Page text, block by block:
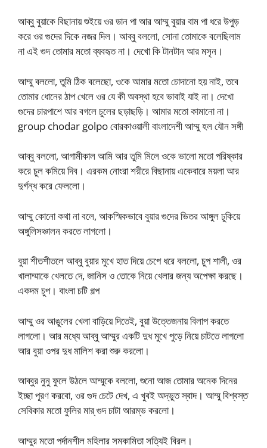
আব্বু বুয়াকে বিছানায় শুইয়ে ওর ডান পা আর আম্মু বুয়ার বাম পা ধরে উপুড়
করে ওর গুদের দিকে নজর দিল। আব্বু বললো, সোনা তোমাকে বলেছিলাম
না এই গুদ তোমার মতো ব্যবহৃত না। দেখো কি টানটান আর মসৃন।
আম্মু বললো, তুমি ঠিক বলেছো, ওকে আমার মতো চোদানো হয় নাই, তবে
তোমার ধোনের ঠাপ খেলে ওর যে কী অবস্থা হবে ভাবাই যাই না। দেখো
গুদের চারপাশে আর বগলে চুলের ছড়াছড়ি। আমার মতো কামানো না।
group chodar golpo বোরকাওয়ালী বাংলাদেশী আম্মু হল যৌন সঙ্গী
আব্বু বললো, আগামীকাল আমি আর তুমি মিলে ওকে ভালো মতো পরিষ্কার
করে চুল কমিয়ে দিব। এরকম নোংরা শরীরে বিছানায় একেবারে ময়লা আর
দুর্গন্ধ করে ফেললো।
আম্মু কোনো কথা না বলে, আকস্মিকভাবে বুয়ার গুদের ভিতর আঙ্গুল ঢুকিয়ে
অঙ্গুলিসঞ্চালন করতে লাগলো।
বুয়া শীতশীতলে আব্বু বুয়ার মুখে হাত দিয়ে চেপে ধরে বললো, চুপ শালী, ওর
খালাম্মাকে খেলতে দে, জানিস ও তোকে নিয়ে খেলার জন্য অপেক্ষা করছে।
একদম চুপ। বাংলা চটি গল্প
আম্মু ওর আঙুলের খেলা বাড়িয়ে দিতেই, বুয়া উত্তেজনায় বিলাপ করতে
লাগলো। আর মধ্যে আব্বু আম্মুর একটি দুধ মুখে পুড়ে নিয়ে চাটতে লাগলো
আর বুয়া ওপর দুধ মালিশ করা শুরু করলো।
আব্বুর নুনু ফুলে উঠলে আম্মুকে বললো, শুনো আজ তোমার অনেক দিনের
ইচ্ছা পূরণ করবো, ওর গুদ চেটে দেখ, এ খুবই অদ্ভুত স্বাদ। আম্মু বিশ্বস্ত
সেবিকার মতো ফুলির মার্ গুদ চাটা আরম্ভ করলো।
আম্মুর মতো পর্দানশীল মহিলার সমকামিতা সত্যিই বিরল।